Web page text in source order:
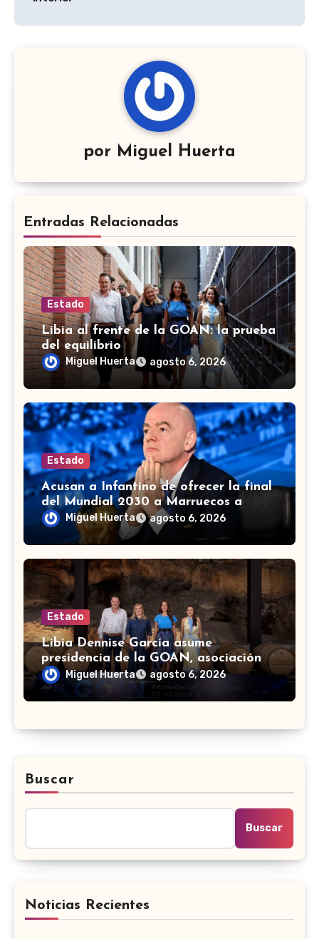
por Miguel Huerta
Entradas Relacionadas
Estado
Libia al frente de la GOAN: la prueba
del equilibrio
Miguel Huerta agosto 6, 2026
Estado
Acusan a Infantino de ofrecer la final
del Mundial 2030 a Marruecos a
cambio de apoyo
Miguel Huerta agosto 6, 2026
Estado
Libia Dennise García asume
presidencia de la GOAN, asociación
de gobernadores de Acción Nacional
Miguel Huerta agosto 6, 2026
Buscar
Buscar
Noticias Recientes